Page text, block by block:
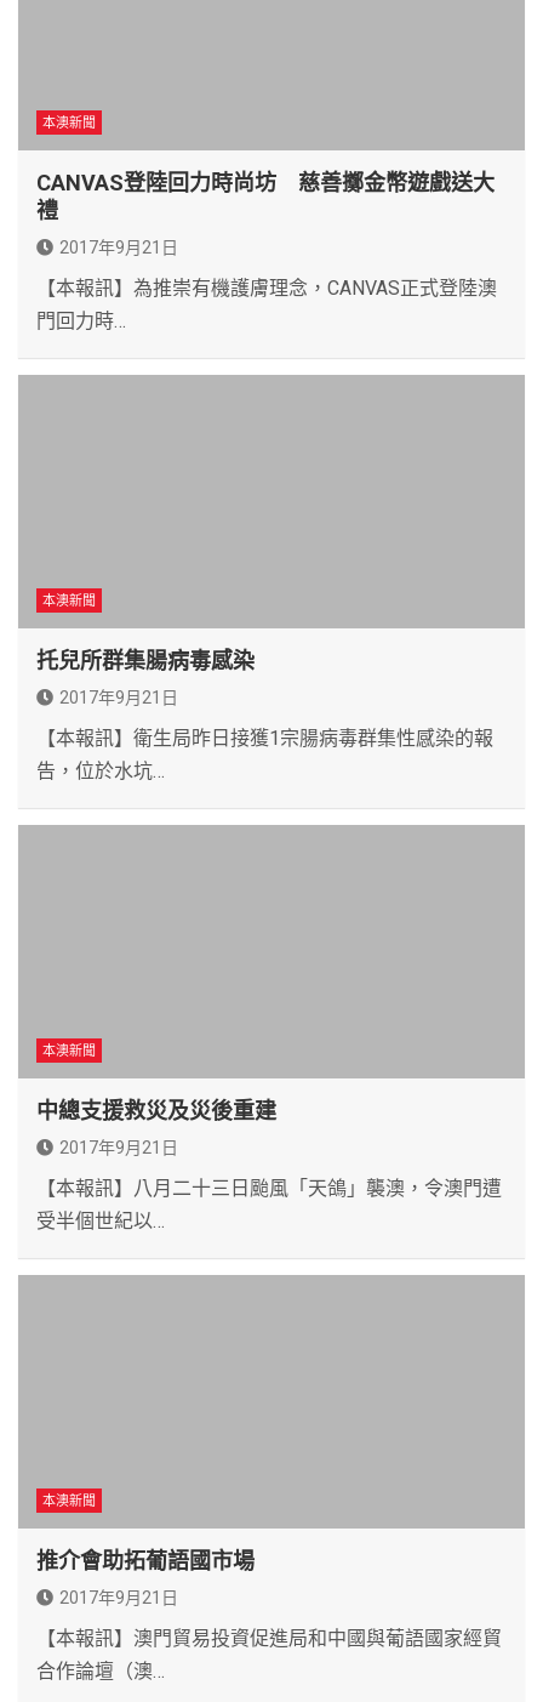
本澳新聞
CANVAS登陸回力時尚坊 慈善擲金幣遊戲送大
禮
2017年9月21日
【本報訊】為推崇有機護膚理念，CANVAS正式登陸澳
門回力時…
本澳新聞
托兒所群集腸病毒感染
2017年9月21日
【本報訊】衛生局昨日接獲1宗腸病毒群集性感染的報
告，位於水坑…
本澳新聞
中總支援救災及災後重建
2017年9月21日
【本報訊】八月二十三日颱風「天鴿」襲澳，令澳門遭
受半個世紀以…
本澳新聞
推介會助拓葡語國市場
2017年9月21日
【本報訊】澳門貿易投資促進局和中國與葡語國家經貿
合作論壇（澳…